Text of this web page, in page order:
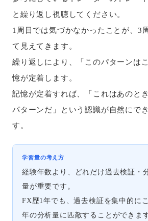
と繰り返し視聴してください。
1周目では気づかなかったことが、3
て見えてきます。
繰り返しにより、「このパターンは
憶が定着します。
記憶が定着すれば、「これはあのと
パターンだ」という認識が自然にで
す。
学習量の考え方
経験年数より、どれだけ過去検証・
量が重要です。
FX歴1年でも、過去検証を集中的に
年の分析量に匹敵することができます